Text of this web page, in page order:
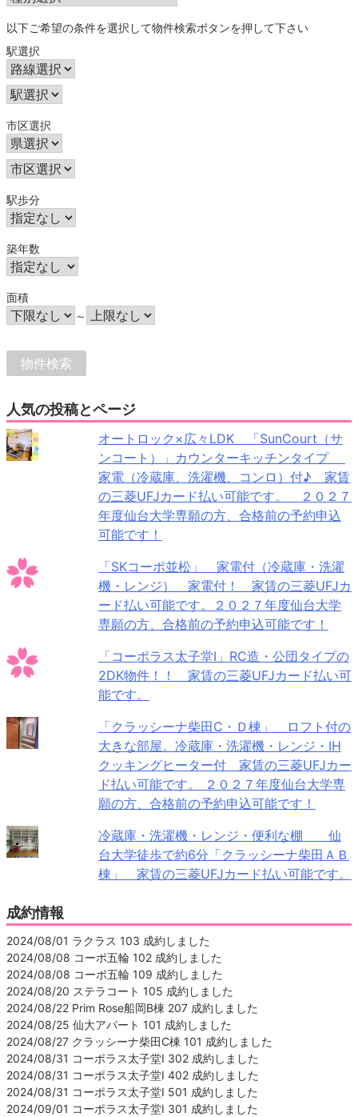
以下ご希望の条件を選択して物件検索ボタンを押して下さい
駅選択
市区選択
駅歩分
築年数
面積
～
人気の投稿とページ
オートロック×広々LDK 「SunCourt（サ
ンコート）」カウンターキッチンタイプ
家電（冷蔵庫、洗濯機、コンロ）付♪ 家賃
の三菱UFJカード払い可能です。 ２０２７
年度仙台大学専願の方、合格前の予約申込
可能です！
「SKコーポ並松」 家電付（冷蔵庫・洗濯
機・レンジ） 家電付！ 家賃の三菱UFJカ
ード払い可能です。２０２７年度仙台大学
専願の方、合格前の予約申込可能です！
「コーポラス太子堂Ⅰ」RC造・公団タイプの
2DK物件！！ 家賃の三菱UFJカード払い可
能です。
「クラッシーナ柴田C・Ｄ棟」 ロフト付の
大きな部屋。冷蔵庫・洗濯機・レンジ・IH
クッキングヒーター付 家賃の三菱UFJカー
ド払い可能です。 ２０２７年度仙台大学専
願の方、合格前の予約申込可能です！
冷蔵庫・洗濯機・レンジ・便利な棚 仙
台大学徒歩で約6分「クラッシーナ柴田ＡＢ
棟」 家賃の三菱UFJカード払い可能です。
成約情報
2024/08/01 ラクラス 103 成約しました
2024/08/08 コーポ五輪 102 成約しました
2024/08/08 コーポ五輪 109 成約しました
2024/08/20 ステラコート 105 成約しました
2024/08/22 Prim Rose船岡B棟 207 成約しました
2024/08/25 仙大アパート 101 成約しました
2024/08/27 クラッシーナ柴田C棟 101 成約しました
2024/08/31 コーポラス太子堂Ⅰ 302 成約しました
2024/08/31 コーポラス太子堂Ⅰ 402 成約しました
2024/08/31 コーポラス太子堂Ⅰ 501 成約しました
2024/09/01 コーポラス太子堂Ⅰ 301 成約しました